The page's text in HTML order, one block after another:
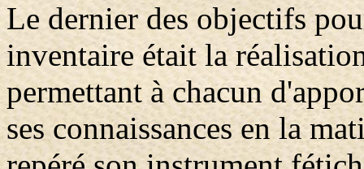
Le dernier des objectifs
inventaire était la
permettant à chacun
ses connaissances en la